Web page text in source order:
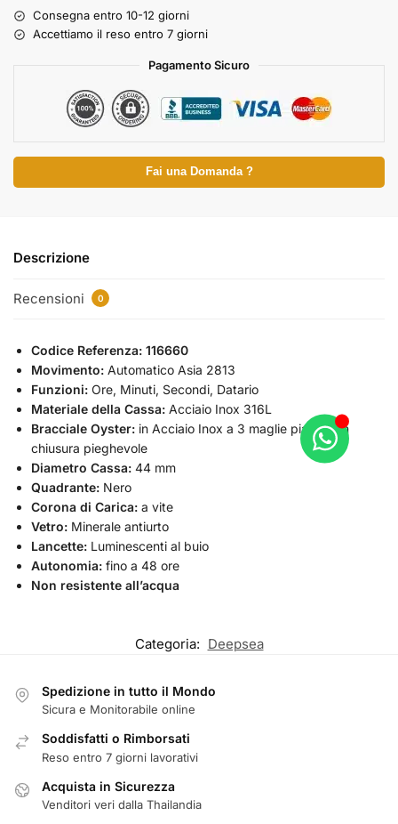
Consegna entro 10-12 giorni
Accettiamo il reso entro 7 giorni
Pagamento Sicuro
Fai una Domanda ?
Descrizione
Recensioni 0
Codice Referenza: 116660
Movimento: Automatico Asia 2813
Funzioni: Ore, Minuti, Secondi, Datario
Materiale della Cassa: Acciaio Inox 316L
Bracciale Oyster: in Acciaio Inox a 3 maglie piatte con
chiusura pieghevole
Diametro Cassa: 44 mm
Quadrante: Nero
Corona di Carica: a vite
Vetro: Minerale antiurto
Lancette: Luminescenti al buio
Autonomia: fino a 48 ore
Non resistente all’acqua
Categoria: Deepsea
Spedizione in tutto il Mondo
Sicura e Monitorabile online
Soddisfatti o Rimborsati
Reso entro 7 giorni lavorativi
Acquista in Sicurezza
Venditori veri dalla Thailandia